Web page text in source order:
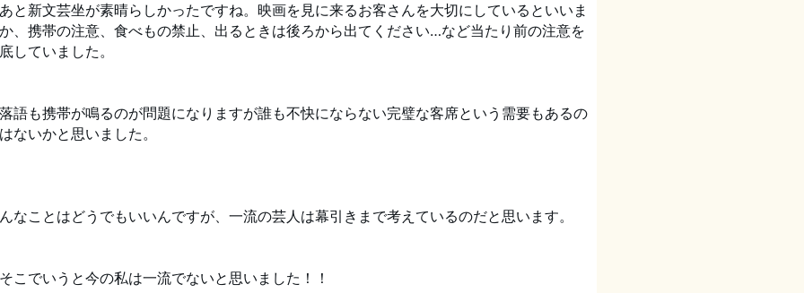
新文芸坐が素晴らしかったですね。映画を見に来るお客さんを大切にしているといいま
、携帯の注意、食べもの禁止、出るときは後ろから出てください…など当たり前の注意を
していました。
も携帯が鳴るのが問題になりますが誰も不快にならない完璧な客席という需要もあるの
ないかと思いました。
ことはどうでもいいんですが、一流の芸人は幕引きまで考えているのだと思います。
でいうと今の私は一流でないと思いました！！